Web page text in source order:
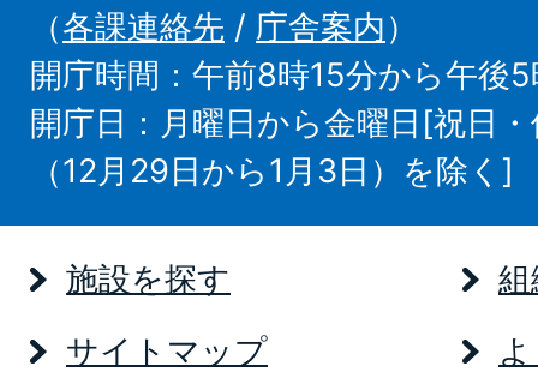
（各課連絡先 / 庁舎案内）
開庁時間：午前8時15分から午後5
開庁日：月曜日から金曜日[祝日
（12月29日から1月3日）を除く]
施設を探す
サイトマップ